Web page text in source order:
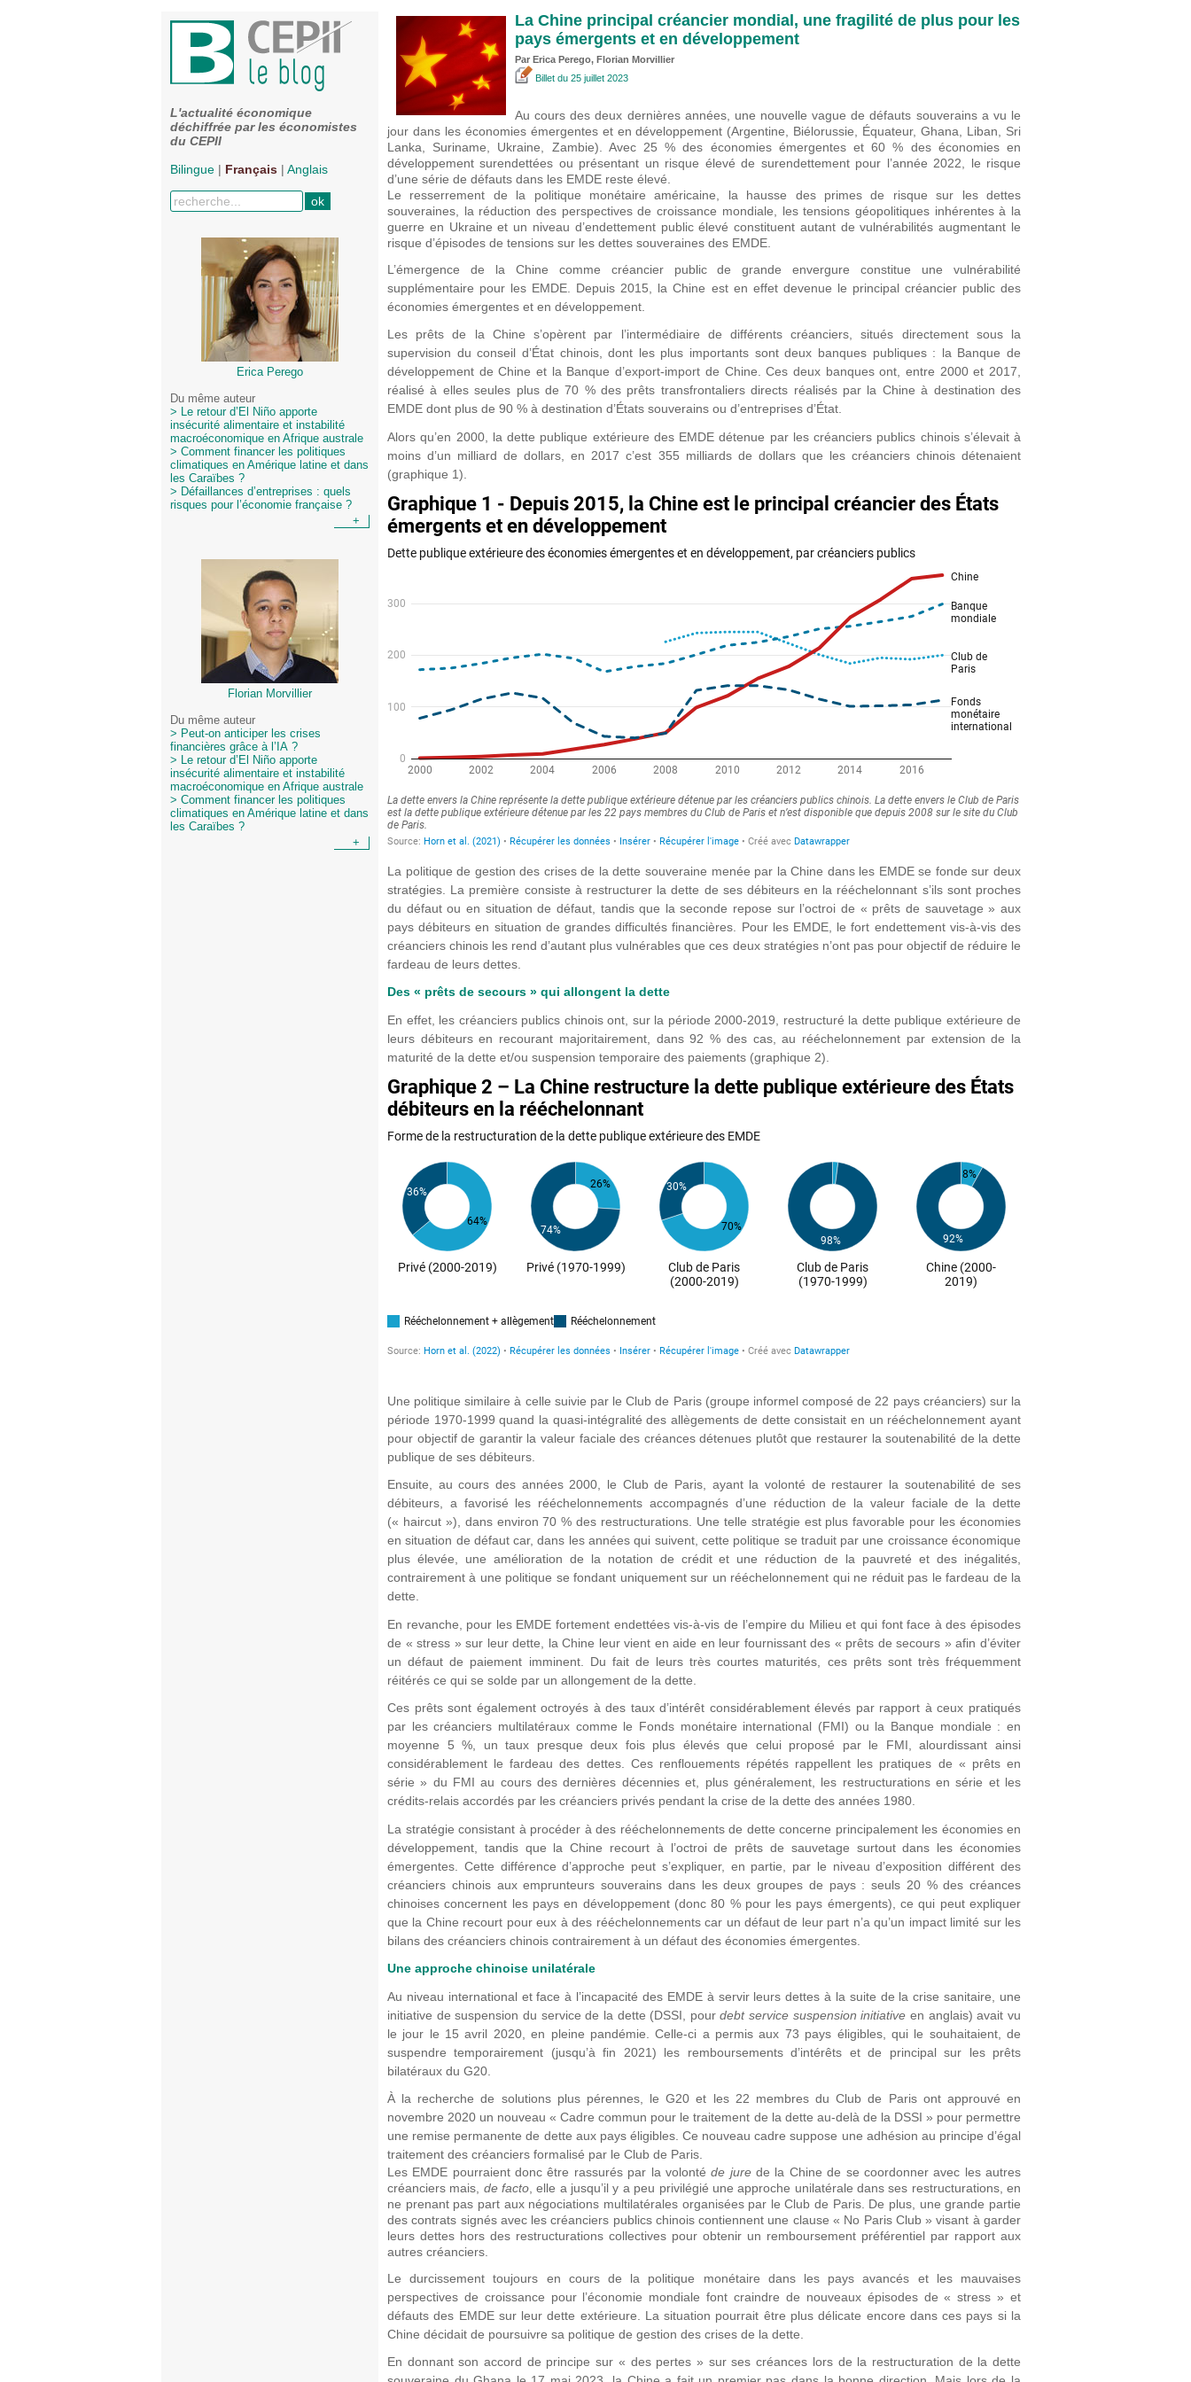
L'actualité économique
déchiffrée par les économistes
du CEPII
Bilingue | Français | Anglais
Erica Perego
Du même auteur
> Le retour d’El Niño apporte
insécurité alimentaire et instabilité
macroéconomique en Afrique australe
> Comment financer les politiques
climatiques en Amérique latine et dans
les Caraïbes ?
> Défaillances d’entreprises : quels
risques pour l’économie française ?
+
Florian Morvillier
Du même auteur
> Peut-on anticiper les crises
financières grâce à l’IA ?
> Le retour d’El Niño apporte
insécurité alimentaire et instabilité
macroéconomique en Afrique australe
> Comment financer les politiques
climatiques en Amérique latine et dans
les Caraïbes ?
+
La Chine principal créancier mondial, une fragilité de plus pour les
pays émergents et en développement
Par Erica Perego, Florian Morvillier
Billet du 25 juillet 2023
Au cours des deux dernières années, une nouvelle vague de défauts souverains a vu le
jour dans les économies émergentes et en développement (Argentine, Biélorussie, Équateur, Ghana, Liban, Sri
Lanka, Suriname, Ukraine, Zambie). Avec 25 % des économies émergentes et 60 % des économies en
développement surendettées ou présentant un risque élevé de surendettement pour l’année 2022, le risque
d’une série de défauts dans les EMDE reste élevé.
Le resserrement de la politique monétaire américaine, la hausse des primes de risque sur les dettes
souveraines, la réduction des perspectives de croissance mondiale, les tensions géopolitiques inhérentes à la
guerre en Ukraine et un niveau d’endettement public élevé constituent autant de vulnérabilités augmentant le
risque d’épisodes de tensions sur les dettes souveraines des EMDE.
L’émergence de la Chine comme créancier public de grande envergure constitue une vulnérabilité
supplémentaire pour les EMDE. Depuis 2015, la Chine est en effet devenue le principal créancier public des
économies émergentes et en développement.
Les prêts de la Chine s’opèrent par l’intermédiaire de différents créanciers, situés directement sous la
supervision du conseil d’État chinois, dont les plus importants sont deux banques publiques : la Banque de
développement de Chine et la Banque d’export-import de Chine. Ces deux banques ont, entre 2000 et 2017,
réalisé à elles seules plus de 70 % des prêts transfrontaliers directs réalisés par la Chine à destination des
EMDE dont plus de 90 % à destination d’États souverains ou d’entreprises d’État.
Alors qu’en 2000, la dette publique extérieure des EMDE détenue par les créanciers publics chinois s’élevait à
moins d’un milliard de dollars, en 2017 c’est 355 milliards de dollars que les créanciers chinois détenaient
(graphique 1).
La politique de gestion des crises de la dette souveraine menée par la Chine dans les EMDE se fonde sur deux
stratégies. La première consiste à restructurer la dette de ses débiteurs en la rééchelonnant s’ils sont proches
du défaut ou en situation de défaut, tandis que la seconde repose sur l’octroi de « prêts de sauvetage » aux
pays débiteurs en situation de grandes difficultés financières. Pour les EMDE, le fort endettement vis-à-vis des
créanciers chinois les rend d’autant plus vulnérables que ces deux stratégies n’ont pas pour objectif de réduire le
fardeau de leurs dettes.
Des « prêts de secours » qui allongent la dette
En effet, les créanciers publics chinois ont, sur la période 2000-2019, restructuré la dette publique extérieure de
leurs débiteurs en recourant majoritairement, dans 92 % des cas, au rééchelonnement par extension de la
maturité de la dette et/ou suspension temporaire des paiements (graphique 2).
Une politique similaire à celle suivie par le Club de Paris (groupe informel composé de 22 pays créanciers) sur la
période 1970-1999 quand la quasi-intégralité des allègements de dette consistait en un rééchelonnement ayant
pour objectif de garantir la valeur faciale des créances détenues plutôt que restaurer la soutenabilité de la dette
publique de ses débiteurs.
Ensuite, au cours des années 2000, le Club de Paris, ayant la volonté de restaurer la soutenabilité de ses
débiteurs, a favorisé les rééchelonnements accompagnés d’une réduction de la valeur faciale de la dette
(« haircut »), dans environ 70 % des restructurations. Une telle stratégie est plus favorable pour les économies
en situation de défaut car, dans les années qui suivent, cette politique se traduit par une croissance économique
plus élevée, une amélioration de la notation de crédit et une réduction de la pauvreté et des inégalités,
contrairement à une politique se fondant uniquement sur un rééchelonnement qui ne réduit pas le fardeau de la
dette.
En revanche, pour les EMDE fortement endettées vis-à-vis de l’empire du Milieu et qui font face à des épisodes
de « stress » sur leur dette, la Chine leur vient en aide en leur fournissant des « prêts de secours » afin d’éviter
un défaut de paiement imminent. Du fait de leurs très courtes maturités, ces prêts sont très fréquemment
réitérés ce qui se solde par un allongement de la dette.
Ces prêts sont également octroyés à des taux d’intérêt considérablement élevés par rapport à ceux pratiqués
par les créanciers multilatéraux comme le Fonds monétaire international (FMI) ou la Banque mondiale : en
moyenne 5 %, un taux presque deux fois plus élevés que celui proposé par le FMI, alourdissant ainsi
considérablement le fardeau des dettes. Ces renflouements répétés rappellent les pratiques de « prêts en
série » du FMI au cours des dernières décennies et, plus généralement, les restructurations en série et les
crédits-relais accordés par les créanciers privés pendant la crise de la dette des années 1980.
La stratégie consistant à procéder à des rééchelonnements de dette concerne principalement les économies en
développement, tandis que la Chine recourt à l’octroi de prêts de sauvetage surtout dans les économies
émergentes. Cette différence d’approche peut s’expliquer, en partie, par le niveau d’exposition différent des
créanciers chinois aux emprunteurs souverains dans les deux groupes de pays : seuls 20 % des créances
chinoises concernent les pays en développement (donc 80 % pour les pays émergents), ce qui peut expliquer
que la Chine recourt pour eux à des rééchelonnements car un défaut de leur part n’a qu’un impact limité sur les
bilans des créanciers chinois contrairement à un défaut des économies émergentes.
Une approche chinoise unilatérale
Au niveau international et face à l’incapacité des EMDE à servir leurs dettes à la suite de la crise sanitaire, une
initiative de suspension du service de la dette (DSSI, pourdebt service suspension initiative en anglais) avait vu
le jour le 15 avril 2020, en pleine pandémie. Celle-ci a permis aux 73 pays éligibles, qui le souhaitaient, de
suspendre temporairement (jusqu’à fin 2021) les remboursements d’intérêts et de principal sur les prêts
bilatéraux du G20.
À la recherche de solutions plus pérennes, le G20 et les 22 membres du Club de Paris ont approuvé en
novembre 2020 un nouveau « Cadre commun pour le traitement de la dette au-delà de la DSSI » pour permettre
une remise permanente de dette aux pays éligibles. Ce nouveau cadre suppose une adhésion au principe d’égal
traitement des créanciers formalisé par le Club de Paris.
Les EMDE pourraient donc être rassurés par la volontéde jurede la Chine de se coordonner avec les autres
créanciers mais, de facto, elle a jusqu’il y a peu privilégié une approche unilatérale dans ses restructurations, en
ne prenant pas part aux négociations multilatérales organisées par le Club de Paris. De plus, une grande partie
des contrats signés avec les créanciers publics chinois contiennent une clause « No Paris Club » visant à garder
leurs dettes hors des restructurations collectives pour obtenir un remboursement préférentiel par rapport aux
autres créanciers.
Le durcissement toujours en cours de la politique monétaire dans les pays avancés et les mauvaises
perspectives de croissance pour l’économie mondiale font craindre de nouveaux épisodes de « stress » et
défauts des EMDE sur leur dette extérieure. La situation pourrait être plus délicate encore dans ces pays si la
Chine décidait de poursuivre sa politique de gestion des crises de la dette.
En donnant son accord de principe sur « des pertes » sur ses créances lors de la restructuration de la dette